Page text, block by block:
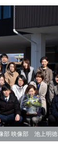
部 映像部 池上明徳